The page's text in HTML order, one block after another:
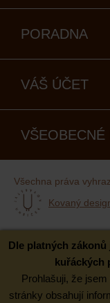
PORADNA
VÁŠ ÚČET
VŠEOBECNÉ
Všechna práva
Kovaný
Dle platných
kuřáckých
Prohlašuji, že
stránky obsahují